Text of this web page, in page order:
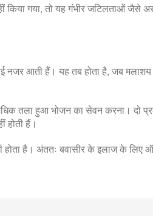
गया, तो यह गंभीर जटिलताओं जैसे
आती हैं। यह तब होता है, जब मलाशय
तला हुआ भोजन का सेवन करना। दो
होती हैं।
है। अंततः बवासीर के इलाज के